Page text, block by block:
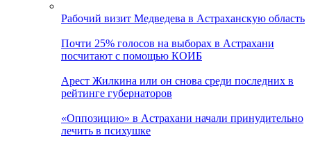
Рабочий визит Медведева в Астраханскую область
Почти 25% голосов на выборах в Астрахани
посчитают с помощью КОИБ
Арест Жилкина или он снова среди последних в
рейтинге губернаторов
«Оппозицию» в Астрахани начали принудительно
лечить в психушке